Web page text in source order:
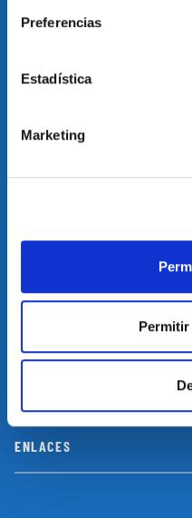
Preferencias
Estadística
Marketing
ENLACES
Suscríbete a nuestro